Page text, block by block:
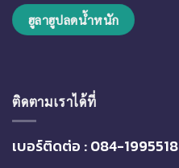
ของ
เล่น
กัน
ฮูลาฮูปลดน้ำหนัก
ติดตามเราได้ที่
เบอร์ติดต่อ : 084-1995518